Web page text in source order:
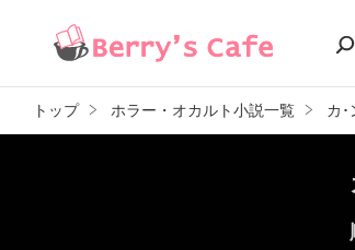
トップ ホラー・オカルト小説一覧 カ･